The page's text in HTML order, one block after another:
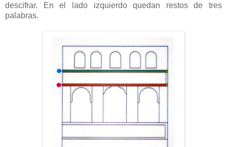
descifrar. En el lado izquierdo quedan restos de tres
palabras.